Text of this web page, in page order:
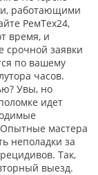
работающими
РемТех24,
время, и
срочной заявки
по вашему
часов.
Увы, но
идет
мастера
неполадки за
Так,
выезд.